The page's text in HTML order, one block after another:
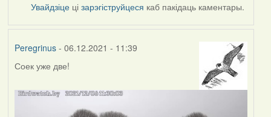
Увайдзіце цізарэгіструйцеся каб пакідаць каментары.
Peregrinus- 06.12.2021 - 11:39
Соек уже две!